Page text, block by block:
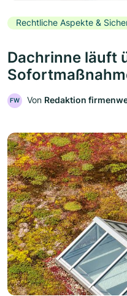
Rechtliche Aspekte &
Dachrinne läuft
FW Von Redaktion